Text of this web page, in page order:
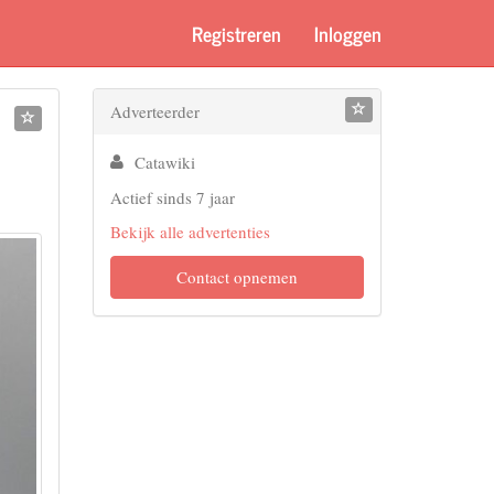
Registreren Inloggen
Adverteerder
Catawiki
Actief sinds 7 jaar
Bekijk alle advertenties
Contact opnemen